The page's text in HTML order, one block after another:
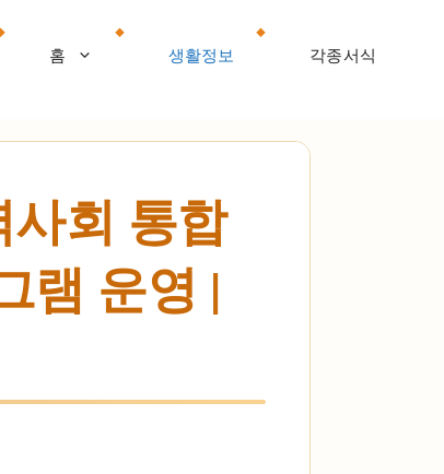
홈 생활정보 각종서식
회 통합
램 운영 |